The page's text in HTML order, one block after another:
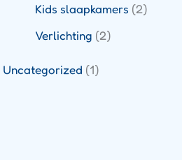
Kids slaapkamers (2)
Verlichting (2)
Uncategorized (1)